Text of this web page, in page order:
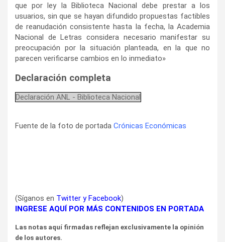
que por ley la Biblioteca Nacional debe prestar a los
usuarios, sin que se hayan difundido propuestas factibles
de reanudación consistente hasta la fecha, la Academia
Nacional de Letras considera necesario manifestar su
preocupación por la situación planteada, en la que no
parecen verificarse cambios en lo inmediato»
Declaración completa
Declaración ANL - Biblioteca Nacional
Fuente de la foto de portada Crónicas Económicas
(Síganos en Twitter yFacebook)
INGRESE AQUÍ POR MÁS CONTENIDOS EN PORTADA
Las notas aquí firmadas reflejan exclusivamente la opinión
de los autores.